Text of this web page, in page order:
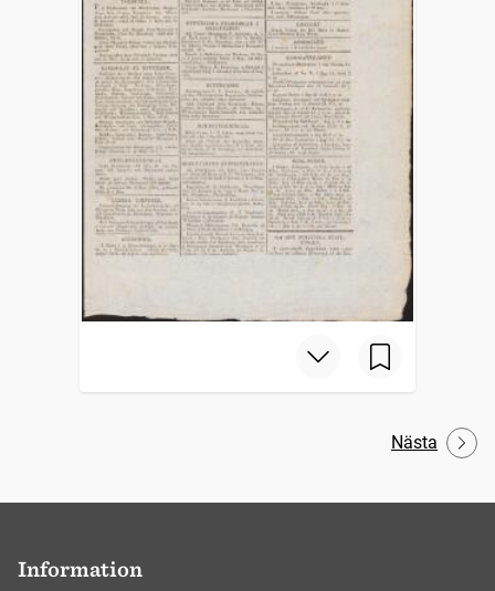
Nästa
Information